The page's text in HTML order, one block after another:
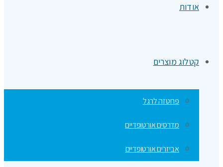
אודות
קטלוג מוצרים
פרוטזה לרגל
מדרסים אורטופדיים
אביזרים אורטופדיים